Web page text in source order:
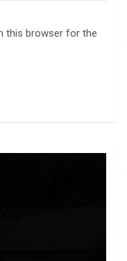
this browser for the